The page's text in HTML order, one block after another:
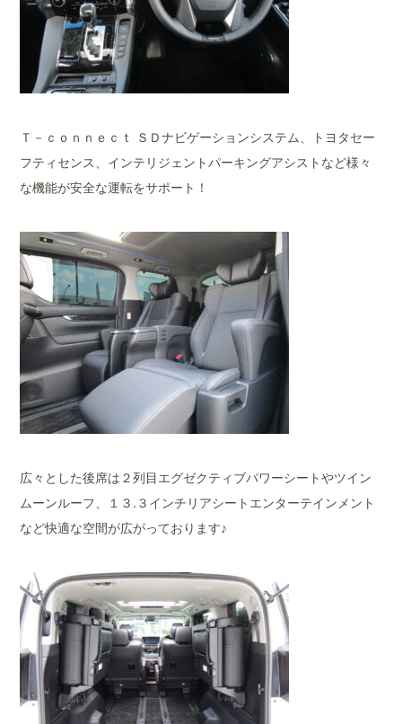
Ｔ－ｃｏｎｎｅｃｔ ＳＤナビゲーションシステム、トヨタセー
フティセンス、インテリジェントパーキングアシストなど様々
な機能が安全な運転をサポート！
広々とした後席は２列目エグゼクティブパワーシートやツイン
ムーンルーフ、１３.３インチリアシートエンターテインメント
など快適な空間が広がっております♪